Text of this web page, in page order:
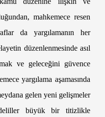
mahkemece resen
da yargılamanın her
düzenlenmesinde asıl
ve geleceğini güvence
yargılama aşamasında
gelen yeni gelişmeler
büyük bir titizlikle